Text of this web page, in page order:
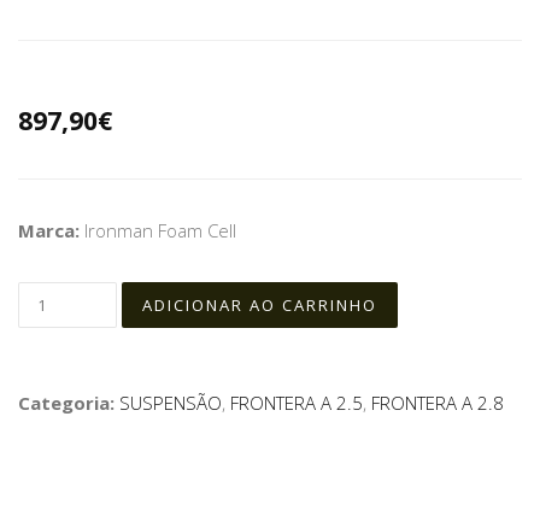
897,90€
Marca: Ironman Foam Cell
Categoria: SUSPENSÃO, FRONTERA A 2.5, FRONTERA A 2.8